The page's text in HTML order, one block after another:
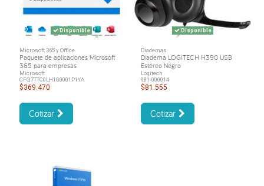
Disponible
Microsoft 365 y Office
Paquete de aplicaciones Microsoft
365 para empresas
Microsoft
CFQ7TTC0LH1G0001P1YA
$369.470
Cotizar
Disponible
Diademas
Diadema LOGITECH H390 USB
Estéreo Negro
Logitech
981-000014
$81.555
Cotizar